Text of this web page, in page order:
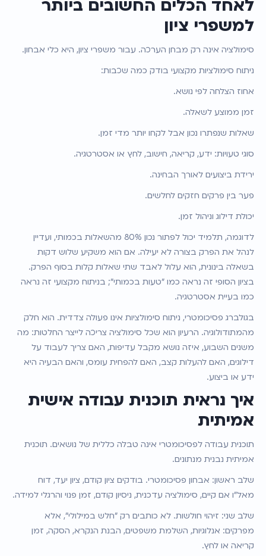
לאחד הכלים החשובים ביותר
למשפרי ציון
סימולציה אינה רק מבחן הערכה. עבור משפרי ציון, היא כלי אבחון.
ניתוח סימולציות מקצועי בודק כמה שכבות:
אחוז הצלחה לפי נושא.
זמן ממוצע לשאלה.
שאלות שנפתרו נכון אבל לקחו יותר מדי זמן.
סוגי טעויות: ידע, קריאה, חישוב, לחץ או אסטרטגיה.
ירידת ביצועים לאורך הבחינה.
פער בין פרקים חזקים לחלשים.
יכולת דילוג וניהול זמן.
לדוגמה, תלמיד יכול לפתור נכון 80% מהשאלות בכמותי, ועדיין
לנהל את הפרק בצורה לא יעילה. אם הוא משקיע שלוש דקות
בשאלה בינונית, הוא עלול לאבד שתי שאלות קלות בסוף הפרק.
בציון הסופי זה נראה כמו "טעות בכמותי"; בניתוח מקצועי זה נראה
כמו בעיית אסטרטגיה.
בגולברג פסיכומטרי, ניתוח סימולציות אינו פעולה צדדית. הוא חלק
מהמתודולוגיה. הרעיון הוא שכל סימולציה צריכה לייצר החלטות: מה
משנים השבוע, איזה נושא מקבל עדיפות, האם צריך לעבוד על
דילוגים, האם להעלות קצב, האם להפחית עומס, והאם הבעיה היא
ידע או ביצוע.
איך נראית תוכנית עבודה אישית
אמיתית
תוכנית עבודה לפסיכומטרי אינה טבלה כללית של נושאים. תוכנית
אמיתית נבנית מנתונים.
שלב ראשון: אבחון פסיכומטרי. בודקים ציון קודם, ציון יעד, דוח
מאל״ו אם קיים, סימולציה עדכנית, ניסיון קודם, זמן פנוי והרגלי למידה.
שלב שני: זיהוי חולשות. לא כותבים רק "חלש במילולי", אלא
מפרקים: אנלוגיות, השלמת משפטים, הבנת הנקרא, הסקה, זמן
קריאה או לחץ.